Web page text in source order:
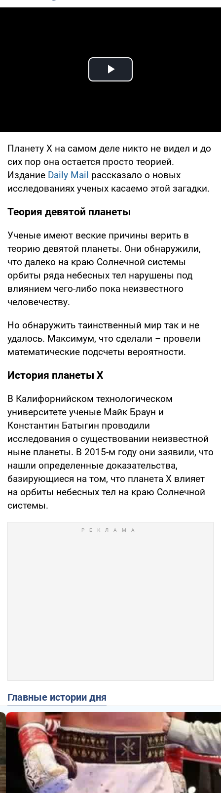
Play Video
Планету Х на самом деле никто не видел и до
сих пор она остается просто теорией.
Издание Daily Mail рассказало о новых
исследованиях ученых касаемо этой загадки.
Теория девятой планеты
Ученые имеют веские причины верить в
теорию девятой планеты. Они обнаружили,
что далеко на краю Солнечной системы
орбиты ряда небесных тел нарушены под
влиянием чего-либо пока неизвестного
человечеству.
Но обнаружить таинственный мир так и не
удалось. Максимум, что сделали – провели
математические подсчеты вероятности.
История планеты Х
В Калифорнийском технологическом
университете ученые Майк Браун и
Константин Батыгин проводили
исследования о существовании неизвестной
ныне планеты. В 2015-м году они заявили, что
нашли определенные доказательства,
базирующиеся на том, что планета Х влияет
на орбиты небесных тел на краю Солнечной
системы.
Главные истории дня